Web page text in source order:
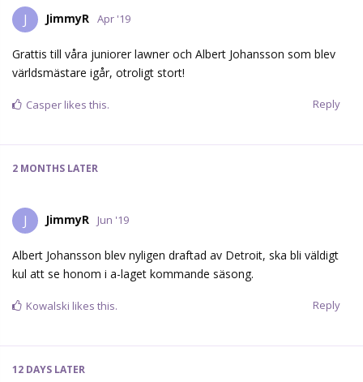
J JimmyR Apr '19
Grattis till våra juniorer lawner och Albert Johansson som blev
världsmästare igår, otroligt stort!
Reply
Casper likes this.
2 MONTHS LATER
J JimmyR Jun '19
Albert Johansson blev nyligen draftad av Detroit, ska bli väldigt
kul att se honom i a-laget kommande säsong.
Reply
Kowalski likes this.
12 DAYS LATER